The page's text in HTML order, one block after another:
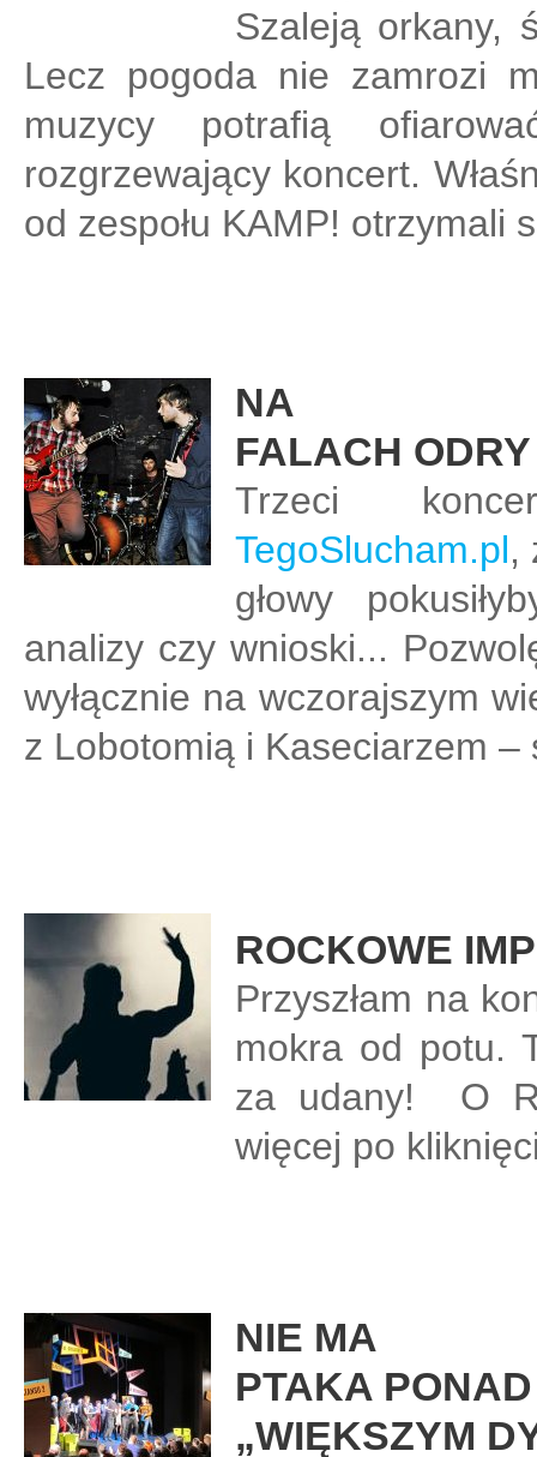
Szaleją orkany,
Lecz pogoda nie zamrozi
muzycy potrafią
rozgrzewający koncert.
od zespołu KAMP! otrzymali
NA
FALACH
Trzeci
TegoSlucham.pl,
głowy
analizy czy wnioski...
wyłącznie na wczorajszym
z Lobotomią i Kaseciarzem
ROCKOWE
Przyszłam na
mokra od potu.
za udany! O
więcej po
NIE MA
PTAKA
„WIĘKSZYM